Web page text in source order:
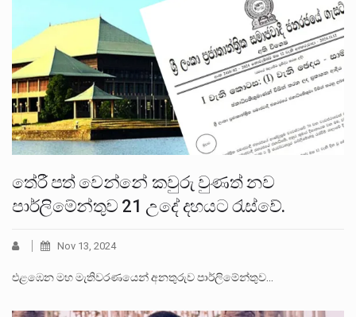
තේරී පත් වෙන්නේ කවුරු වුණත් නව
පාර්ලිමේන්තුව 21 උදේ දහයට රැස්වේ.
Nov 13, 2024
එළඹෙන මහ මැතිවරණයෙන් අනතුරුව පාර්ලිමේන්තුව…